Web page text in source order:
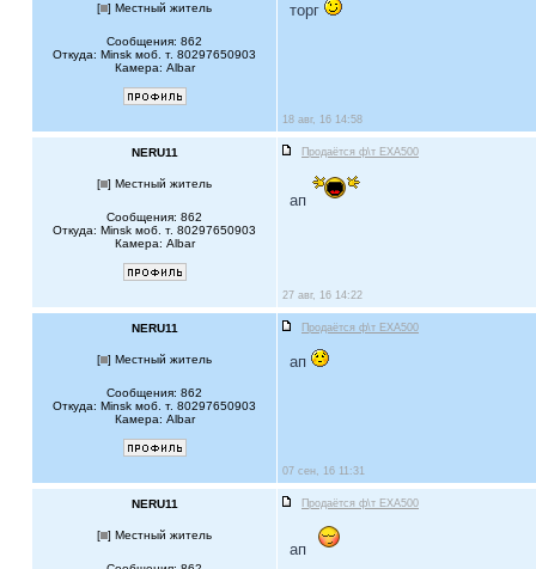
[ ] Местный житель
Сообщения: 862
Откуда: Minsk моб. т. 80297650903
Камера: Albar
торг
18 авг, 16 14:58
NERU11 Продаётся ф\т EXA500
[ ] Местный житель
Сообщения: 862
Откуда: Minsk моб. т. 80297650903
Камера: Albar
ап
27 авг, 16 14:22
NERU11 Продаётся ф\т EXA500
[ ] Местный житель
Сообщения: 862
Откуда: Minsk моб. т. 80297650903
Камера: Albar
ап
07 сен, 16 11:31
NERU11 Продаётся ф\т EXA500
[ ] Местный житель
ап